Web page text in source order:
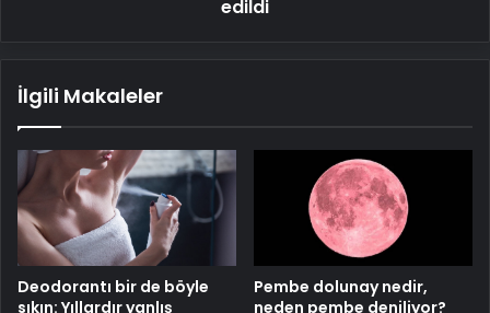
edildi
İlgili Makaleler
Deodorantı bir de böyle
sıkın: Yıllardır yanlış
Pembe dolunay nedir,
neden pembe deniliyor?